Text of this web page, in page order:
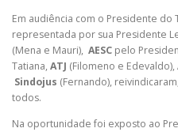
Em audiência com o Presidente do
representada por sua Presidente
(Mena e Mauri), AESC pelo
Tatiana, ATJ (Filomeno e Edevaldo),
Sindojus (Fernando),
todos.
Na oportunidade foi exposto ao